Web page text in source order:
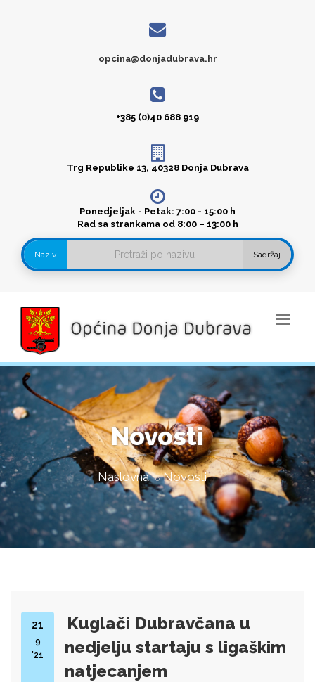
opcina@donjadubrava.hr
+385 (0)40 688 919
Trg Republike 13, 40328 Donja Dubrava
Ponedjeljak - Petak: 7:00 - 15:00 h
Rad sa strankama od 8:00 – 13:00 h
Naziv Sadržaj
Novosti
Naslovna Novosti
21
9
'21
Kuglači Dubravčana u
nedjelju startaju s ligaškim
natjecanjem